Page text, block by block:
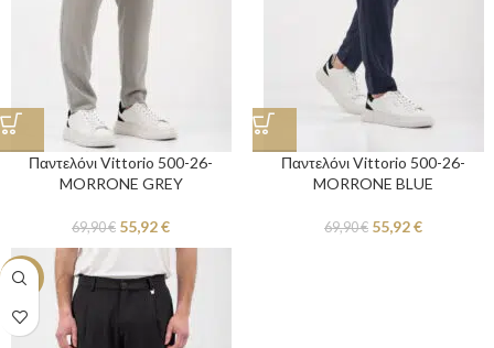
Παντελόνι Vittorio 500-26-
MORRONE GREY
69,90€ 55,92€
Παντελόνι Vittorio 500-26-
MORRONE BLUE
69,90€ 55,92€
-20%